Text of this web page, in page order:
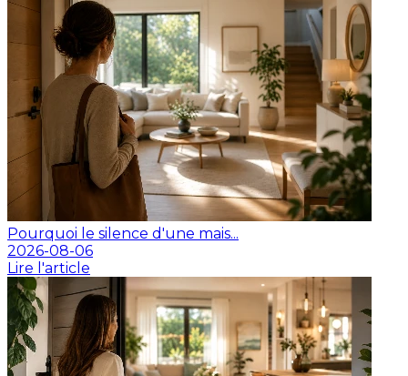
Pourquoi le silence d'une mais...
2026-08-06
Lire l'article